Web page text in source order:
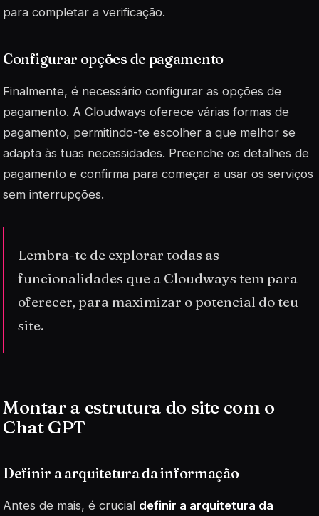
para completar a verificação.
Configurar opções de pagamento
Finalmente, é necessário configurar as opções de
pagamento. A Cloudways oferece várias formas de
pagamento, permitindo-te escolher a que melhor se
adapta às tuas necessidades. Preenche os detalhes de
pagamento e confirma para começar a usar os serviços
sem interrupções.
Lembra-te de explorar todas as
funcionalidades que a Cloudways tem para
oferecer, para maximizar o potencial do teu
site.
Montar a estrutura do site com o
Chat GPT
Definir a arquitetura da informação
Antes de mais, é crucial definir a arquitetura da